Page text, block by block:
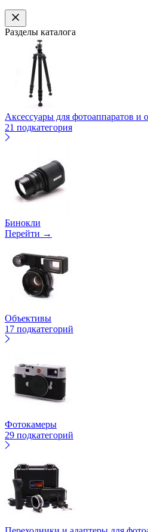
Разделы каталога
Аксессуары для фотоаппаратов и
21 подкатегория
Бинокли
Перейти →
Объективы
17 подкатегорий
Фотокамеры
29 подкатегорий